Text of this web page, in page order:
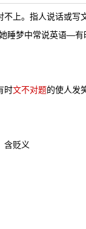
上。指人说话或写
睡梦中常说英语—有
时文不对题的使人发
含贬义